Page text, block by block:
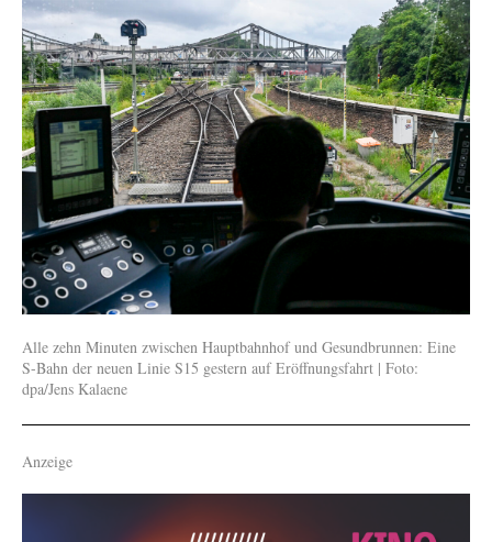
Alle zehn Minuten zwischen Hauptbahnhof und Gesundbrunnen: Eine
S-Bahn der neuen Linie S15 gestern auf Eröffnungsfahrt | Foto:
dpa/Jens Kalaene
Anzeige